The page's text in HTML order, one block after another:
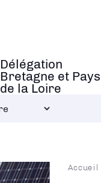
Navigation
principale
Délégation
Bretagne et Pays
de la Loire
Fil
Accueil